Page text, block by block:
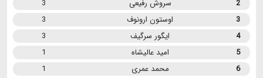
2
سروش رفیعی
3
3
اوستون ارونوف
3
4
ایگور سرگیف
3
5
امید عالیشاه
1
6
محمد عمری
1